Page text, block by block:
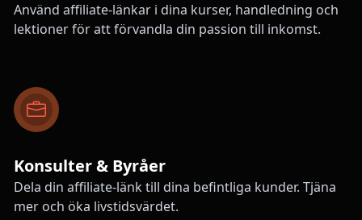
Använd affiliate-länkar i dina kurser, handledning och
lektioner för att förvandla din passion till inkomst.
Konsulter & Byråer
Dela din affiliate-länk till dina befintliga kunder. Tjäna
mer och öka livstidsvärdet.